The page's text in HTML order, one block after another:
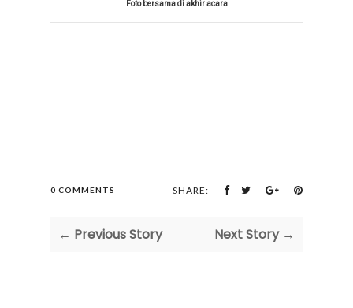
Foto bersama di akhir acara
0 COMMENTS SHARE:
← Previous Story Next Story →